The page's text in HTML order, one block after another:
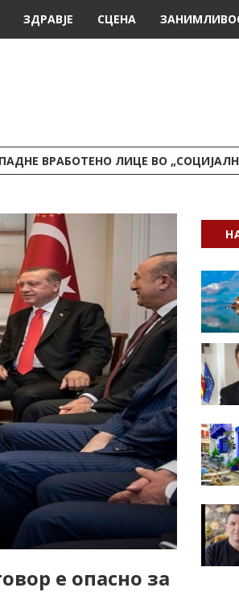
ЗДРАВЈЕ СЦЕНА
ВРАБОТЕНО ЛИЦЕ ВО
е опасно за